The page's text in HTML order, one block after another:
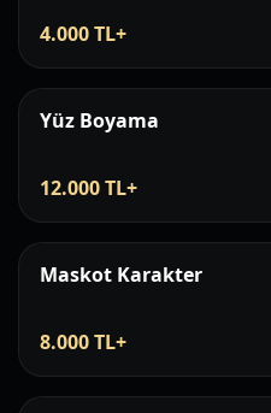
4.000 TL+
Yüz Boyama
12.000 TL+
Maskot Karakter
8.000 TL+